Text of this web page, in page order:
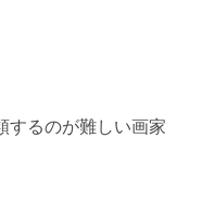
するのが難しい画家